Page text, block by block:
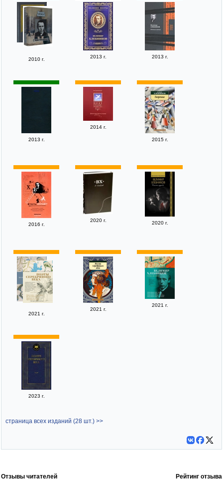
2010 г. 2013 г. 2013 г.
2013 г.
2014 г.
2015 г.
2016 г.
2020 г. 2020 г.
2021 г.
2021 г.
2021 г.
2023 г.
страница всех изданий (28 шт.) >>
Отзывы читателей Рейтинг отзыва